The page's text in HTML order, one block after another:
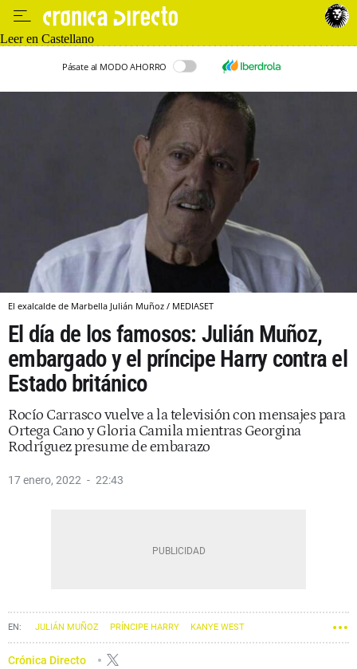
Leer en Castellano
Pásate al MODO AHORRO
El exalcalde de Marbella Julián Muñoz / MEDIASET
El día de los famosos: Julián Muñoz,
embargado y el príncipe Harry contra el
Estado británico
Rocío Carrasco vuelve a la televisión con mensajes para
Ortega Cano y Gloria Camila mientras Georgina
Rodríguez presume de embarazo
17 enero, 2022 22:43
JULIÁN MUÑOZ PRÍNCIPE HARRY KANYE WEST
GEORGINA RODRIGUEZ
Crónica Directo